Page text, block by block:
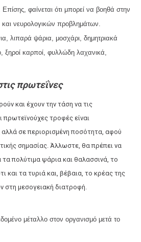
φαίνεται ότι μπορεί να βοηθά στην
νευρολογικών προβλημάτων.
λιπαρά ψάρια, μοσχάρι, δημητριακά
ξηροί καρποί, φυλλώδη λαχανικά,
πρωτεΐνες
και έχουν την τάση να τις
πρωτεϊνούχες τροφές είναι
σε περιορισμένη ποσότητα, αφού
σημασίας. Άλλωστε, θα πρέπει να
τα πολύτιμα ψάρια και θαλασσινά, το
και τα τυριά και, βέβαια, το κρέας της
στη μεσογειακή διατροφή.
μέταλλο στον οργανισμό μετά το